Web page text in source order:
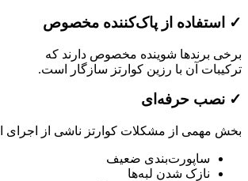
✓ استفاده از پاک‌کننده مخصوص
برخی برندها شوینده مخصوص دارند که
ترکیبات آن با رزین کوارتز سازگار است.
✓ نصب حرفه‌ای
بخش مهمی از مشکلات کوارتز ناشی از اجرای
ساپورت‌بندی ضعیف
نازک شدن لبه‌ها